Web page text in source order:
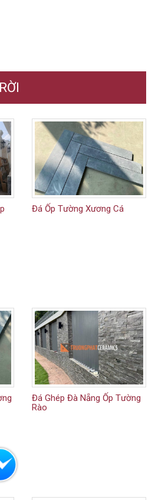
Đá Ốp Tường Xương Cá
Đá Ghép Đà Nẵng Ốp Tường
Rào